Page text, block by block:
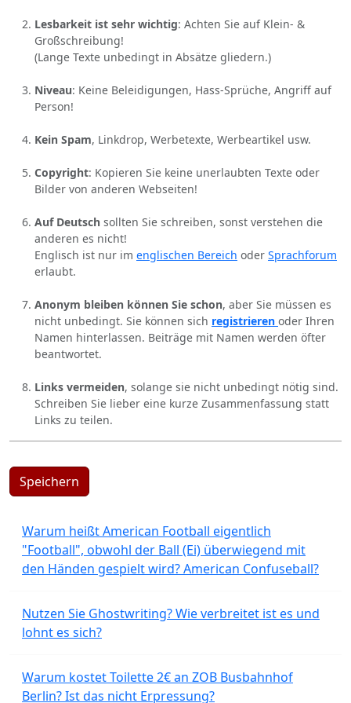
Lesbarkeit ist sehr wichtig: Achten Sie auf Klein- &
Großschreibung!
(Lange Texte unbedingt in Absätze gliedern.)
Niveau: Keine Beleidigungen, Hass-Sprüche, Angriff auf
Person!
Kein Spam, Linkdrop, Werbetexte, Werbeartikel usw.
Copyright: Kopieren Sie keine unerlaubten Texte oder
Bilder von anderen Webseiten!
Auf Deutsch sollten Sie schreiben, sonst verstehen die
anderen es nicht!
Englisch ist nur im englischen Bereich oder Sprachforum
erlaubt.
Anonym bleiben können Sie schon, aber Sie müssen es
nicht unbedingt. Sie können sich registrieren oder Ihren
Namen hinterlassen. Beiträge mit Namen werden öfter
beantwortet.
Links vermeiden, solange sie nicht unbedingt nötig sind.
Schreiben Sie lieber eine kurze Zusammenfassung statt
Links zu teilen.
Speichern
Warum heißt American Football eigentlich
"Football", obwohl der Ball (Ei) überwiegend mit
den Händen gespielt wird? American Confuseball?
Nutzen Sie Ghostwriting? Wie verbreitet ist es und
lohnt es sich?
Warum kostet Toilette 2€ an ZOB Busbahnhof
Berlin? Ist das nicht Erpressung?